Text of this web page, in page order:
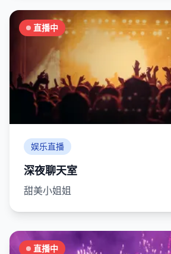
直播中
娱乐直播
深夜聊天室
甜美小姐姐
直播中